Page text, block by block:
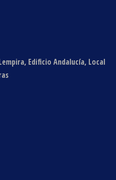
Edificio Andalucía, Local